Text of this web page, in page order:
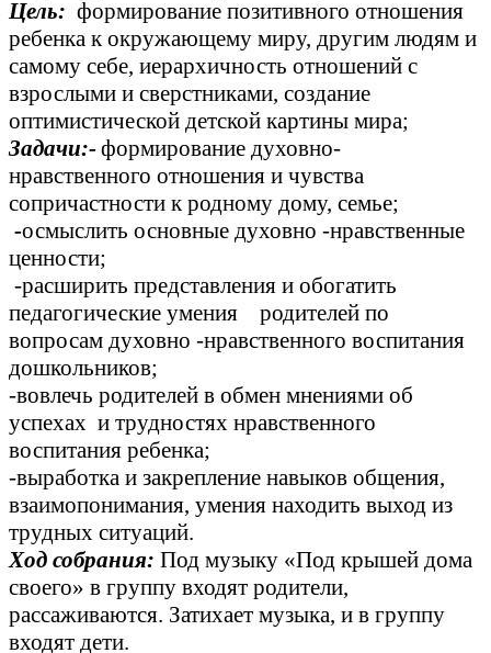
Цель: формирование позитивного отношения
ребенка к окружающему миру, другим людям и
самому себе, иерархичность отношений с
взрослыми и сверстниками, создание
оптимистической детской картины мира;
Задачи:-формирование духовно-
нравственного отношения и чувства
сопричастности к родному дому, семье;
-осмыслить основные духовно -нравственные
ценности;
-расширить представления и обогатить
педагогические умения родителей по
вопросам духовно -нравственного воспитания
дошкольников;
-вовлечь родителей в обмен мнениями об
успехах и трудностях нравственного
воспитания ребенка;
-выработка и закрепление навыков общения,
взаимопонимания, умения находить выход из
трудных ситуаций.
Ход собрания: Под музыку «Под крышей дома
своего» в группу входят родители,
рассаживаются. Затихает музыка, и в группу
входят дети.